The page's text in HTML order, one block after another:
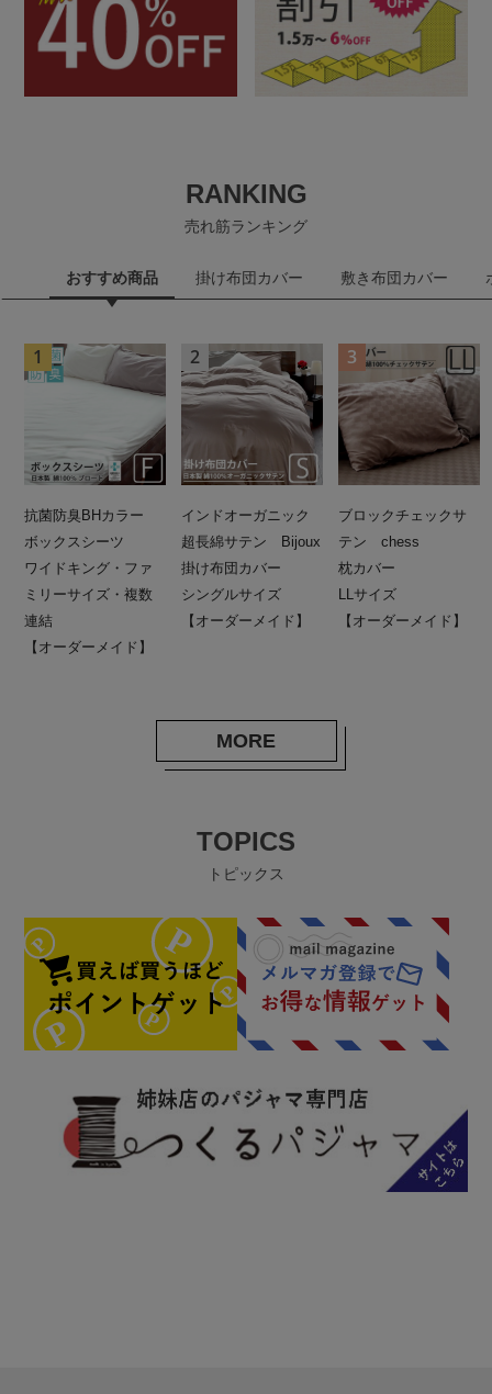
RANKING
売れ筋ランキング
おすすめ商品 掛け布団カバー 敷き布団カバー
抗菌防臭BHカラー
ボックスシーツ
ワイドキング・ファ
ミリーサイズ・複数
連結
【オーダーメイド】
インドオーガニック
超長綿サテン Bijoux
掛け布団カバー
シングルサイズ
【オーダーメイド】
ブロックチェックサ
テン chess
枕カバー
LLサイズ
【オーダーメイド】
MORE
TOPICS
トピックス